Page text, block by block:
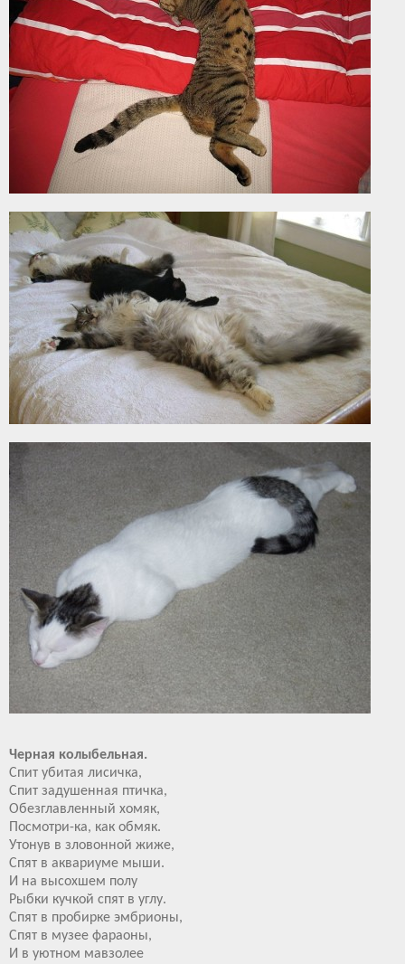
Черная колыбельная.
Спит убитая лисичка,
Спит задушенная птичка,
Обезглавленный хомяк,
Посмотри-ка, как обмяк.
Утонув в зловонной жиже,
Спят в аквариуме мыши.
И на высохшем полу
Рыбки кучкой спят в углу.
Спят в пробирке эмбрионы,
Спят в музее фараоны,
И в уютном мавзолее